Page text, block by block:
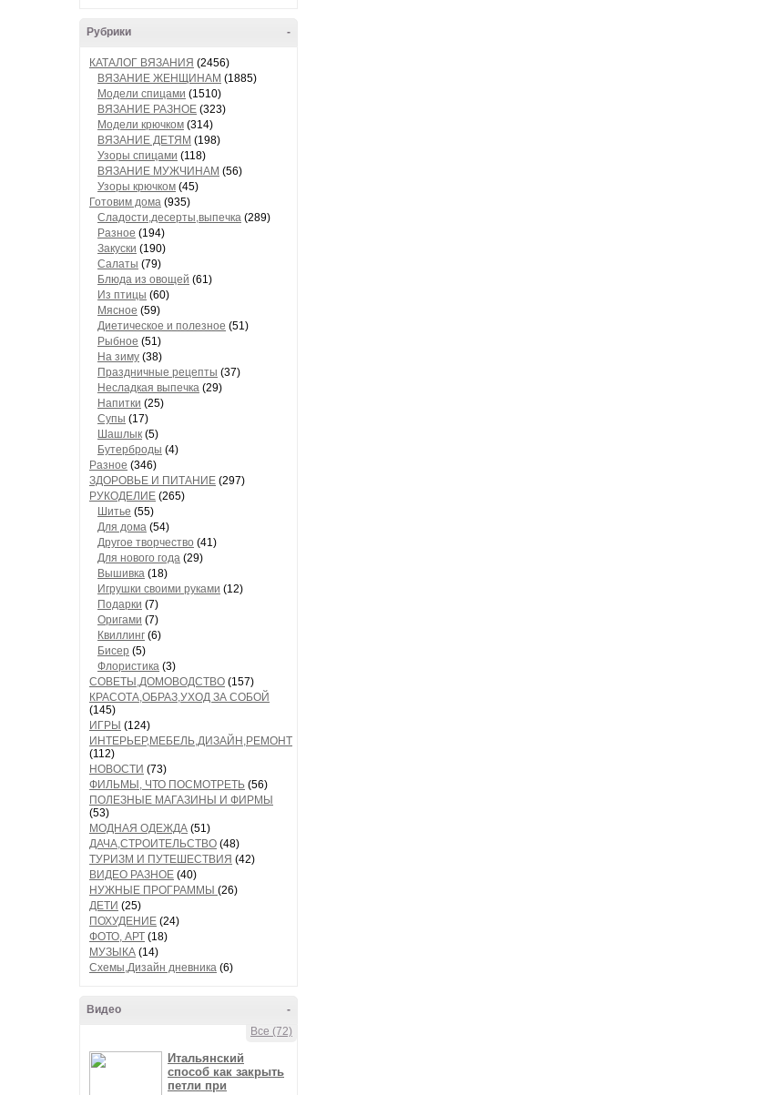
-
Рубрики
КАТАЛОГ ВЯЗАНИЯ (2456)
ВЯЗАНИЕ ЖЕНЩИНАМ (1885)
Модели спицами (1510)
ВЯЗАНИЕ РАЗНОЕ (323)
Модели крючком (314)
ВЯЗАНИЕ ДЕТЯМ (198)
Узоры спицами (118)
ВЯЗАНИЕ МУЖЧИНАМ (56)
Узоры крючком (45)
Готовим дома (935)
Сладости,десерты,выпечка (289)
Разное (194)
Закуски (190)
Салаты (79)
Блюда из овощей (61)
Из птицы (60)
Мясное (59)
Диетическое и полезное (51)
Рыбное (51)
На зиму (38)
Праздничные рецепты (37)
Несладкая выпечка (29)
Напитки (25)
Супы (17)
Шашлык (5)
Бутерброды (4)
Разное (346)
ЗДОРОВЬЕ И ПИТАНИЕ (297)
РУКОДЕЛИЕ (265)
Шитье (55)
Для дома (54)
Другое творчество (41)
Для нового года (29)
Вышивка (18)
Игрушки своими руками (12)
Подарки (7)
Оригами (7)
Квиллинг (6)
Бисер (5)
Флористика (3)
СОВЕТЫ,ДОМОВОДСТВО (157)
КРАСОТА,ОБРАЗ,УХОД ЗА СОБОЙ
(145)
ИГРЫ (124)
ИНТЕРЬЕР,МЕБЕЛЬ,ДИЗАЙН,РЕМОНТ
(112)
НОВОСТИ (73)
ФИЛЬМЫ, ЧТО ПОСМОТРЕТЬ (56)
ПОЛЕЗНЫЕ МАГАЗИНЫ И ФИРМЫ
(53)
МОДНАЯ ОДЕЖДА (51)
ДАЧА,СТРОИТЕЛЬСТВО (48)
ТУРИЗМ И ПУТЕШЕСТВИЯ (42)
ВИДЕО РАЗНОЕ (40)
НУЖНЫЕ ПРОГРАММЫ (26)
ДЕТИ (25)
ПОХУДЕНИЕ (24)
ФОТО, АРТ (18)
МУЗЫКА (14)
Схемы,Дизайн дневника (6)
-
Видео
Все (72)
Итальянский
способ как закрыть
петли при